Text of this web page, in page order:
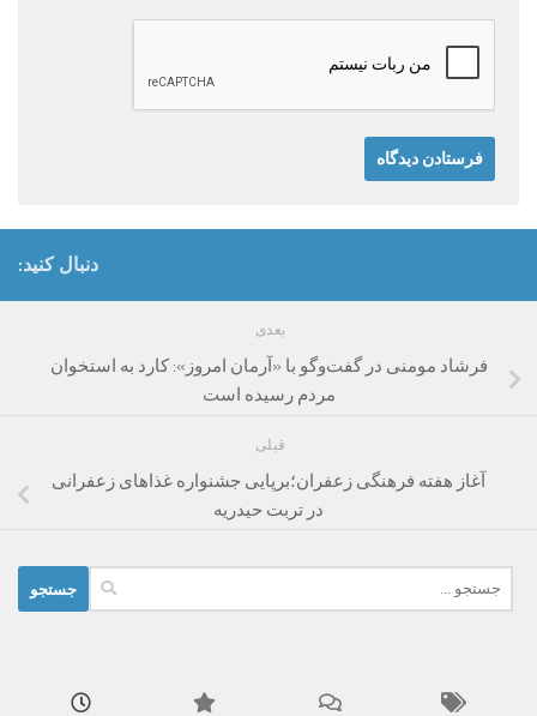
دنبال کنید:
بعدی
فرشاد مومنی در گفت‌وگو با «آرمان امروز»: کارد به استخوان
مردم رسیده است
قبلی
آغاز هفته فرهنگی زعفران؛برپایی جشنواره غذاهای زعفرانی
در تربت حیدریه
برای: